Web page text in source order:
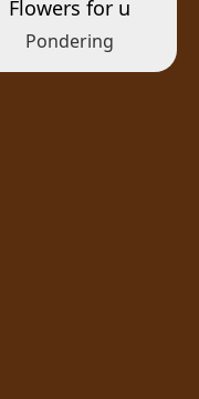
Flowers for u
Pondering